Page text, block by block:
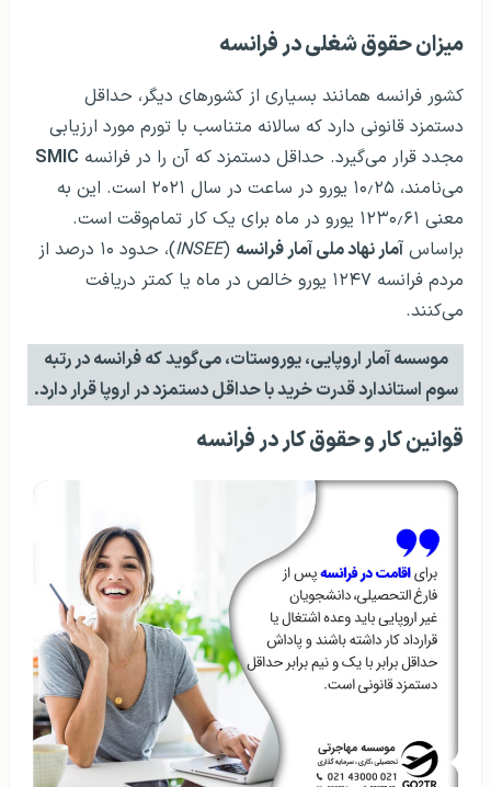
میزان حقوق شغلی در فرانسه
کشور فرانسه همانند بسیاری از کشورهای دیگر، حداقل
دستمزد قانونی دارد که سالانه متناسب با تورم مورد ارزیابی
مجدد قرار می‌گیرد. حداقل دستمزد که آن را در فرانسه SMIC
می‌نامند، ۱۰٫۲۵ یورو در ساعت در سال ۲۰۲۱ است. این به
معنی ۱۲۳۰٫۶۱ یورو در ماه برای یک کار تمام‌وقت است.
براساس آمار نهاد ملی آمار فرانسه (
INSEE
)، حدود ۱۰ درصد از
مردم فرانسه ۱۲۴۷ یورو خالص در ماه یا کمتر دریافت
می‌کنند.
موسسه آمار اروپایی، یوروستات، می‌گوید که فرانسه در رتبه
سوم استاندارد قدرت خرید با حداقل دستمزد در اروپا قرار دارد.
قوانین کار و حقوق کار در فرانسه